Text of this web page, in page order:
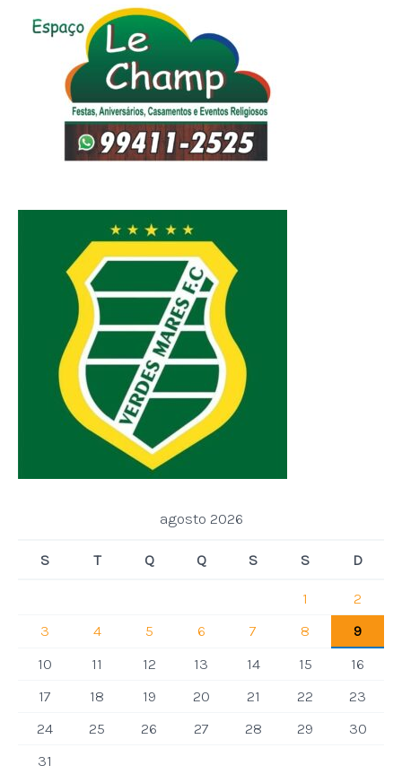
agosto 2026
S T Q Q S S D
1
2
3
4 5 6 7 8
9
10
11 12 13 14 15
16
17
18 19 20 21 22
23
24
25 26 27 28 29
30
31